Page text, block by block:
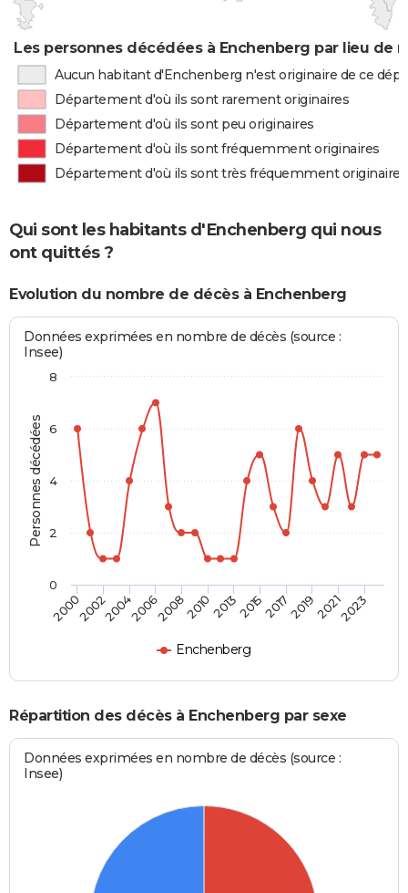
Les personnes décédées à Enchenberg par lieu de
Aucun habitant d'Enchenberg n'est originaire de ce
Département d'où ils sont rarement originaires
Département d'où ils sont peu originaires
Département d'où ils sont fréquemment originaires
Département d'où ils sont très fréquemment originaires
Qui sont les habitants d'Enchenberg qui nous
ont quittés ?
Evolution du nombre de décès à Enchenberg
Personnes décédées
Données exprimées en nombre de décès (source :
Insee)
Enchenberg
200020022004200620082010201320152017201920212023
0
2
4
6
8
Répartition des décès à Enchenberg par sexe
Données exprimées en nombre de décès (source :
Insee)